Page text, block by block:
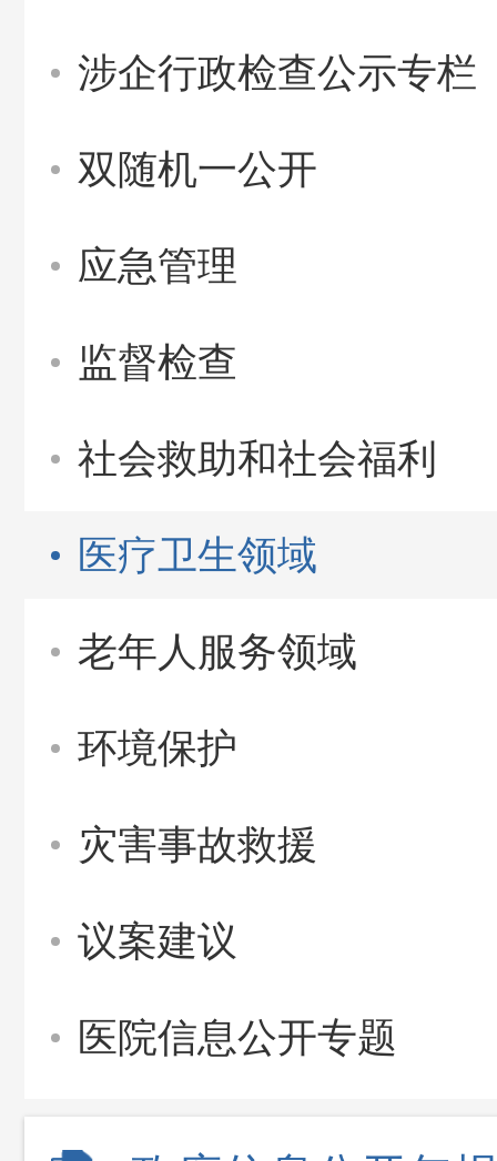
涉企行政检查公示专栏
双随机一公开
应急管理
监督检查
社会救助和社会福利
医疗卫生领域
老年人服务领域
环境保护
灾害事故救援
议案建议
医院信息公开专题